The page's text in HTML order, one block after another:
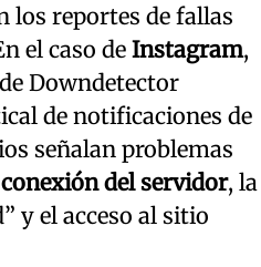
los reportes de fallas
el caso de Instagram,
Downdetector
de notificaciones de
señalan problemas
conexión del servidor, la
y el acceso al sitio